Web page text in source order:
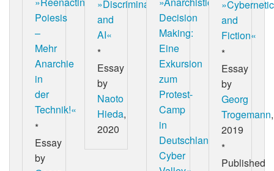
Poiesis
–
Mehr
Anarchie
in
der
Technik!«
*
Essay
by
»Discrimination
and
AI«
*
Essay
by
Naoto
Hieda,
2020
Decision
Making:
Eine
Exkursion
zum
Protest-
Camp
in
Deutschlands
Cyber
and
Fiction«
*
Essay
by
Georg
Trogemann,
2019
*
Published